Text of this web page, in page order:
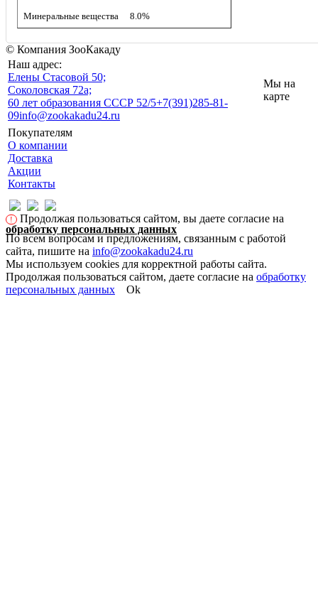
Минеральные вещества 8.0%
© Компания ЗооКакаду
Наш адрес:
Eлены Стасовой 50;
Соколовская 72а;
60 лет образования СССР 52/5+7(391)285-81-
09info@zookakadu24.ru
Мы на
карте
Покупателям
О компании
Доставка
Акции
Контакты
!
Продолжая пользоваться сайтом, вы даете согласие на
обработку персональных данных
По всем вопросам и предложениям, связанным с работой
сайта, пишите на info@zookakadu24.ru
Мы используем cookies для корректной работы сайта.
Продолжая пользоваться сайтом, даете согласие на обработку
персональных данных
Ok